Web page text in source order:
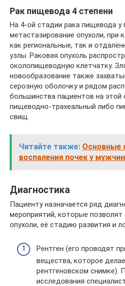
Рак пищевода 4 степени
На 4-ой стадии рака пищевода у
метастазирование опухоли, при
как региональные, так и
узлы. Раковая опухоль
околопищеводную клетчатку.
новообразование также
серозную оболочку и рядом
большинства пациентов на этой
пищеводно-трахеальный либо
свищ.
Читайте также: Основные
воспаления почек у мужчин
Диагностика
Пациенту назначается ряд
мероприятий, которые
опухоли, её стадию развития и
Рентген (его проводят
вещества, которое
рентгеновском снимке).
исследования